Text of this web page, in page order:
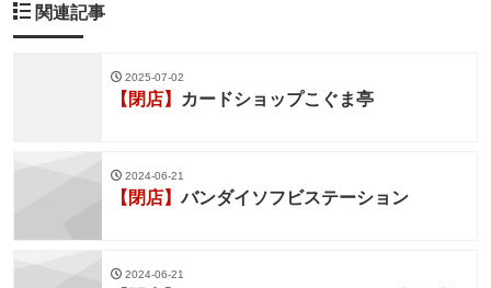
関連記事
2025-07-02
【閉店】 カードショップこぐま亭
2024-06-21
【閉店】バンダイソフビステーション
2024-06-21